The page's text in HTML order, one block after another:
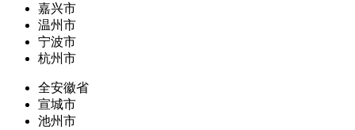
嘉兴市
温州市
宁波市
杭州市
全安徽省
宣城市
池州市